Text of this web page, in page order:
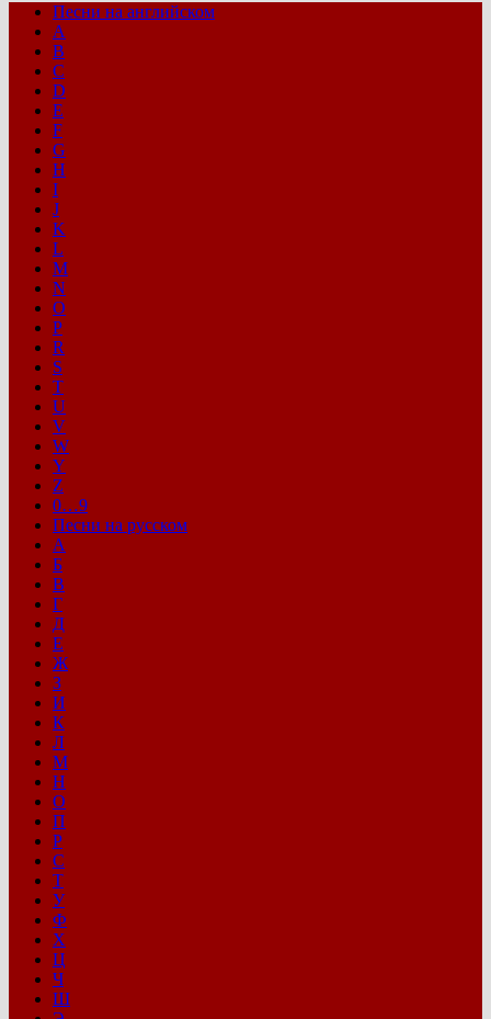
Песни на английском
A
B
C
D
E
F
G
H
I
J
K
L
M
N
O
P
R
S
T
U
V
W
Y
Z
0…9
Песни на русском
А
Б
В
Г
Д
Е
Ж
З
И
К
Л
М
Н
О
П
Р
С
Т
У
Ф
Х
Ц
Ч
Ш